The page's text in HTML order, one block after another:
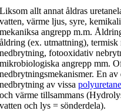
Liksom allt annat åldras
vatten, värme ljus, syre,
mekaniksa angrepp m.m.
åldring (ex. utmattning),
nedbrytning, fotooxidativ
mikrobiologiska angrepp mm.
nedbrytningsmekanismer. En
nedbrytning av vissa
och värme tillsammans
vatten och lys = sönderdela).